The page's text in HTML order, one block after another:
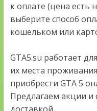
к оплате (цена есть
выберите способ
кошельком или
GTA5.su работает
их места
приобрести GTA 5
Предлагаем акции и